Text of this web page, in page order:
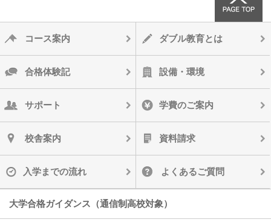
コース案内 ダブル教育とは
合格体験記 設備・環境
サポート 学費のご案内
校舎案内 資料請求
入学までの流れ よくあるご質問
大学合格ガイダンス（通信制高校対象）